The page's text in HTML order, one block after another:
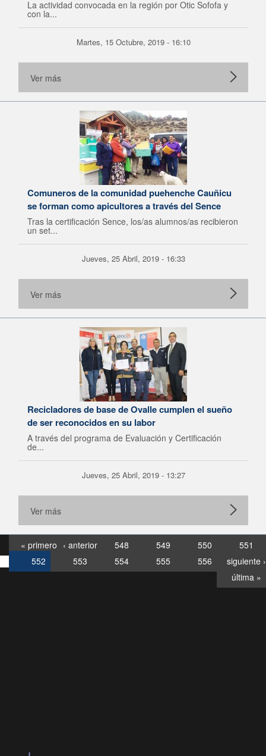
La actividad convocada en la región por Otic Sofofa y
con la...
Martes, 15 Octubre, 2019 - 16:10
Ver más
Comuneros de la comunidad puehenche Cauñicu
se forman como apicultores a través del Sence
Tras la certificación Sence, los/as alumnos/as recibieron
un set...
Jueves, 25 Abril, 2019 - 16:33
Ver más
Recicladores de base de Ovalle cumplen el sueño
de ser reconocidos en su labor
A través del programa de Evaluación y Certificación
de...
Jueves, 25 Abril, 2019 - 13:27
Ver más
« primero ‹ anterior 548 549 550
551
552
553 554 555 556
siguiente ›
última »